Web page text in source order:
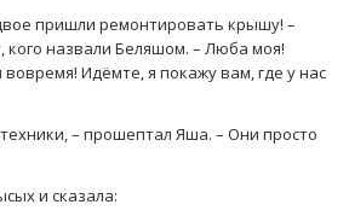
пришли ремонтировать крышу! –
кого назвали Беляшом. – Люба моя!
Идёмте, я покажу вам, где у нас
– прошептал Яша. – Они просто
и сказала: